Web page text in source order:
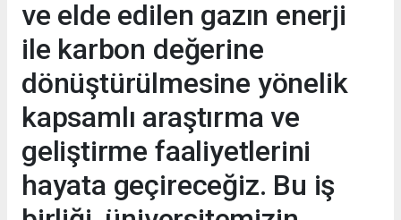
ve elde edilen gazın enerji
ile karbon değerine
dönüştürülmesine yönelik
kapsamlı araştırma ve
geliştirme faaliyetlerini
hayata geçireceğiz. Bu iş